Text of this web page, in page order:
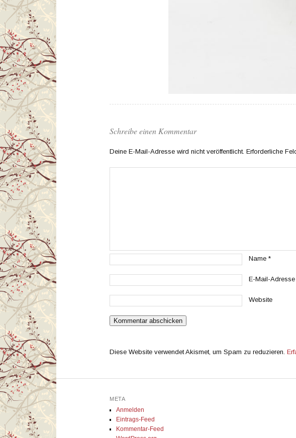
Schreibe einen Kommentar
Deine E-Mail-Adresse wird nicht veröffentlicht. Erforderliche
Name *
E-Mail-Adresse
Website
Diese Website verwendet Akismet, um Spam zu reduzieren.
META
Anmelden
Eintrags-Feed
Kommentar-Feed